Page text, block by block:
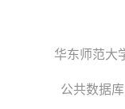
华东师范大
公共数据库